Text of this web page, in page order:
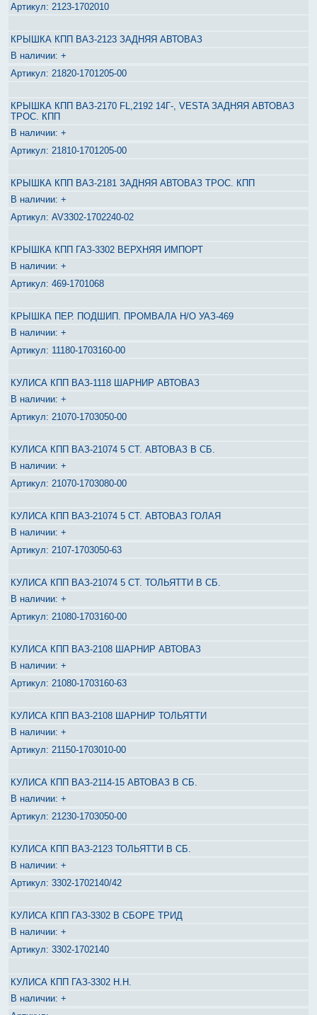
2123-1702010
КРЫШКА КПП ВАЗ-2123 ЗАДНЯЯ АВТОВАЗ
+
21820-1701205-00
КРЫШКА КПП ВАЗ-2170 FL,2192 14Г-, VESTA ЗАДНЯЯ АВТОВАЗ
ТРОС. КПП
+
21810-1701205-00
КРЫШКА КПП ВАЗ-2181 ЗАДНЯЯ АВТОВАЗ ТРОС. КПП
+
AV3302-1702240-02
КРЫШКА КПП ГАЗ-3302 ВЕРХНЯЯ ИМПОРТ
+
469-1701068
КРЫШКА ПЕР. ПОДШИП. ПРОМВАЛА Н/О УАЗ-469
+
11180-1703160-00
КУЛИСА КПП ВАЗ-1118 ШАРНИР АВТОВАЗ
+
21070-1703050-00
КУЛИСА КПП ВАЗ-21074 5 СТ. АВТОВАЗ В СБ.
+
21070-1703080-00
КУЛИСА КПП ВАЗ-21074 5 СТ. АВТОВАЗ ГОЛАЯ
+
2107-1703050-63
КУЛИСА КПП ВАЗ-21074 5 СТ. ТОЛЬЯТТИ В СБ.
+
21080-1703160-00
КУЛИСА КПП ВАЗ-2108 ШАРНИР АВТОВАЗ
+
21080-1703160-63
КУЛИСА КПП ВАЗ-2108 ШАРНИР ТОЛЬЯТТИ
+
21150-1703010-00
КУЛИСА КПП ВАЗ-2114-15 АВТОВАЗ В СБ.
+
21230-1703050-00
КУЛИСА КПП ВАЗ-2123 ТОЛЬЯТТИ В СБ.
+
3302-1702140/42
КУЛИСА КПП ГАЗ-3302 В СБОРЕ ТРИД
+
3302-1702140
КУЛИСА КПП ГАЗ-3302 Н.Н.
+